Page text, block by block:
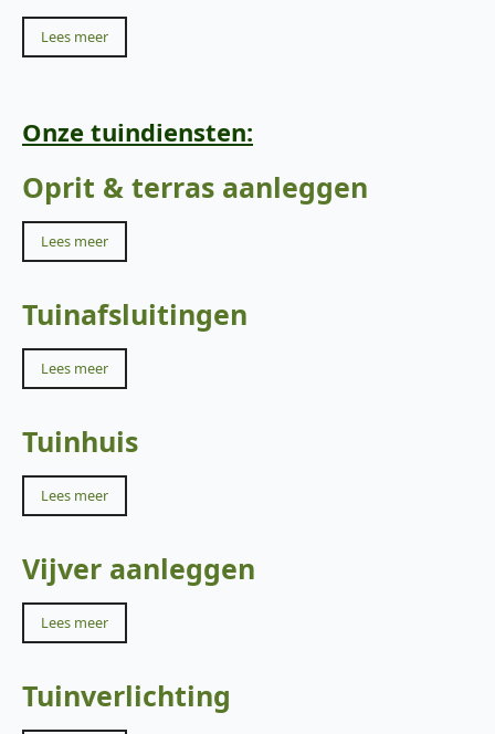
Lees meer
Onze tuindiensten:
Oprit & terras aanleggen
Lees meer
Tuinafsluitingen
Lees meer
Tuinhuis
Lees meer
Vijver aanleggen
Lees meer
Tuinverlichting